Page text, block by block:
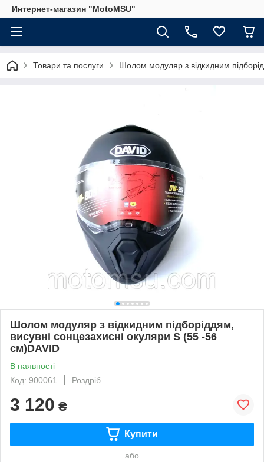
Интернет-магазин "MotoMSU"
Товари та послуги Шолом модуляр з відкидним
Шолом модуляр з відкидним підборіддям,
висувні сонцезахисні окуляри S (55 -56
см)DAVID
В наявності
Код: 900061
Роздріб
3 120 ₴
Купити
або